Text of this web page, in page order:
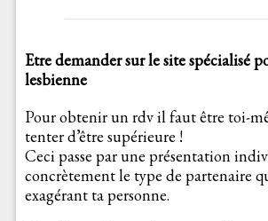
Etre demander sur le site spécialisé
lesbienne
Pour obtenir un rdv il faut être toi-
tenter d’être supérieure !
Ceci passe par une présentation
concrètement le type de partenaire
exagérant ta personne.